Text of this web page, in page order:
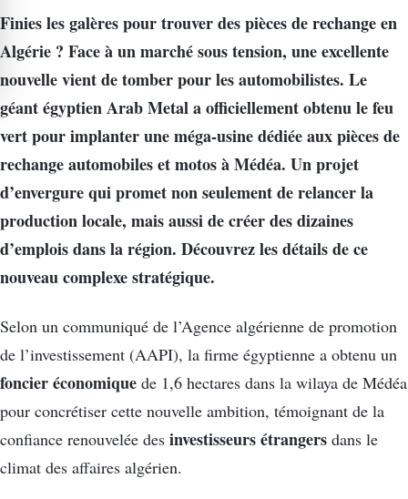
Finies les galères pour trouver des pièces de rechange en
Algérie ? Face à un marché sous tension, une excellente
nouvelle vient de tomber pour les automobilistes. Le
géant égyptien Arab Metal a officiellement obtenu le feu
vert pour implanter une méga-usine dédiée aux pièces de
rechange automobiles et motos à Médéa. Un projet
d’envergure qui promet non seulement de relancer la
production locale, mais aussi de créer des dizaines
d’emplois dans la région. Découvrez les détails de ce
nouveau complexe stratégique.
Selon un communiqué de l’Agence algérienne de promotion
de l’investissement (AAPI), la firme égyptienne a obtenu un
foncier économique de 1,6 hectares dans la wilaya de Médéa
pour concrétiser cette nouvelle ambition, témoignant de la
confiance renouvelée des investisseurs étrangers dans le
climat des affaires algérien.